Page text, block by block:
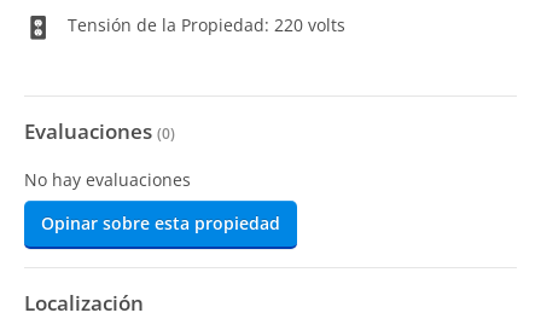
Tensión de la Propiedad: 220 volts
Evaluaciones (0)
No hay evaluaciones
Opinar sobre esta propiedad
Localización